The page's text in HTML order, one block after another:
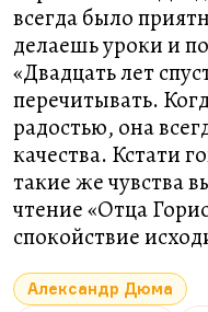
всегда было
делаешь уроки и
«Двадцать лет
перечитывать.
радостью, она
качества. Кстати
такие же чувства
чтение «Отца
спокойствие
Александр Дюма